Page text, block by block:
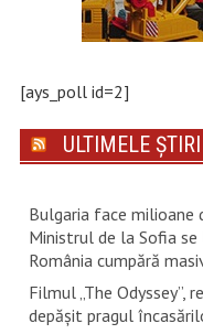
[ays_poll id=2]
ULTIMELE ȘTIRI
Bulgaria face milioane
Ministrul de la Sofia se
România cumpără
Filmul „The Odyssey”,
depăşit pragul